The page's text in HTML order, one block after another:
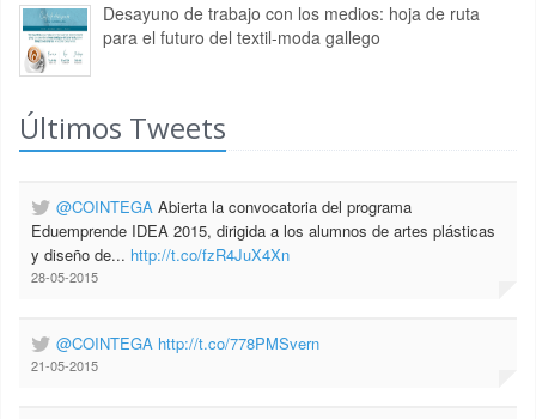
Desayuno de trabajo con los medios: hoja de ruta
para el futuro del textil-moda gallego
Últimos Tweets
@COINTEGA Abierta la convocatoria del programa
Eduemprende IDEA 2015, dirigida a los alumnos de artes plásticas
y diseño de... http://t.co/fzR4JuX4Xn
28-05-2015
@COINTEGA http://t.co/778PMSvern
21-05-2015